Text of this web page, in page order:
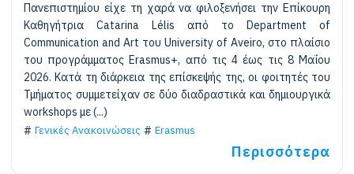
Πανεπιστημίου είχε τη χαρά να φιλοξενήσει την Επίκουρη
Καθηγήτρια Catarina Lélis από το Department of
Communication and Art του University of Aveiro, στο πλαίσιο
του προγράμματος Erasmus+, από τις 4 έως τις 8 Μαΐου
2026. Κατά τη διάρκεια της επίσκεψής της, οι φοιτητές του
Τμήματος συμμετείχαν σε δύο διαδραστικά και δημιουργικά
workshops με (...)
Γενικές Ανακοινώσεις
Erasmus
Περισσότερα